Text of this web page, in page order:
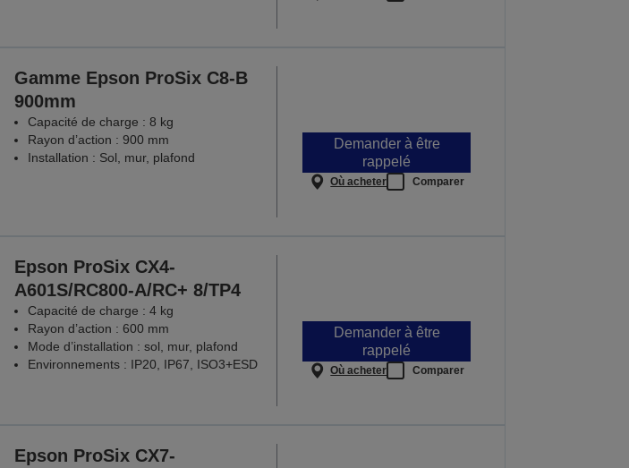
Gamme Epson ProSix C8-B
900mm
Capacité de charge : 8 kg
Rayon d’action : 900 mm
Installation : Sol, mur, plafond
Demander à être
rappelé
Où acheter Comparer
Epson ProSix CX4-
A601S/RC800-A/RC+ 8/TP4
Capacité de charge : 4 kg
Rayon d’action : 600 mm
Mode d’installation : sol, mur, plafond
Environnements : IP20, IP67, ISO3+ESD
Demander à être
rappelé
Où acheter Comparer
Epson ProSix CX7-